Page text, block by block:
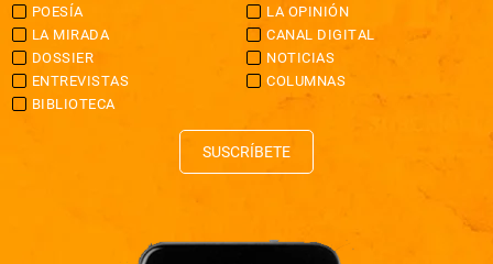
POESÍA
LA OPINIÓN
LA MIRADA
CANAL DIGITAL
DOSSIER
NOTICIAS
ENTREVISTAS
COLUMNAS
BIBLIOTECA
SUSCRÍBETE